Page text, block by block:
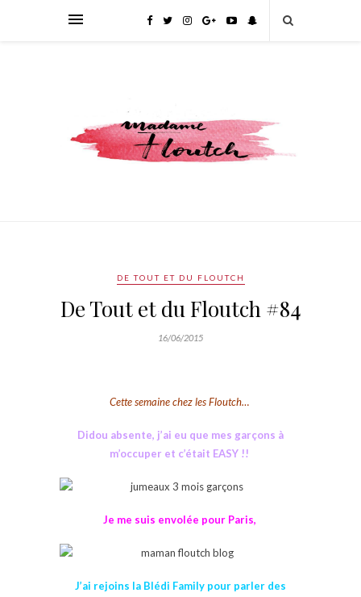
DE TOUT ET DU FLOUTCH
De Tout et du Floutch #84
16/06/2015
Cette semaine chez les Floutch…
Didou absente, j’ai eu que mes garçons à
m’occuper et c’était EASY !!
Je me suis envolée pour Paris,
J’ai rejoins la Blédi Family pour parler des